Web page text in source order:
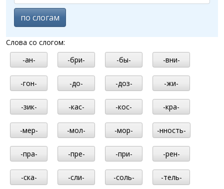
по слогам
Слова со слогом:
-ан-
-бри- -бы- -вни-
-гон- -до- -доз- -жи-
-зик- -кас- -кос- -кра-
-мер- -мол- -мор- -нность-
-пра- -пре- -при- -рен-
-ска- -сли- -соль- -тель-